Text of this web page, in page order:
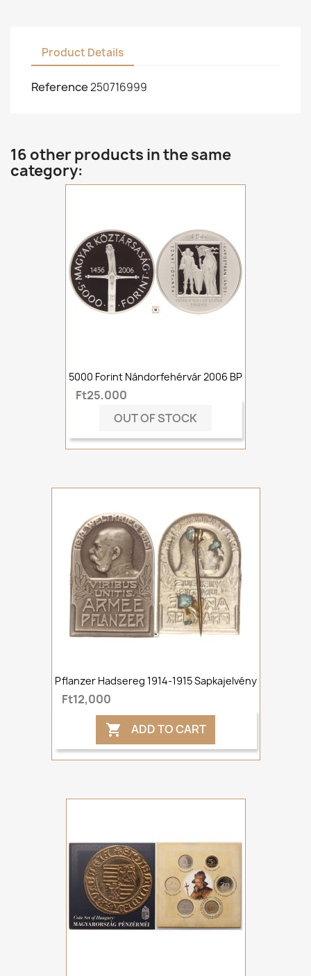
Product Details
Reference250716999
16 other products in the same
category:
5000 Forint Nándorfehérvár 2006 BP
Ft25,000
OUT OF STOCK
Pflanzer Hadsereg 1914-1915 Sapkajelvény
Ft12,000
 ADD TO CART